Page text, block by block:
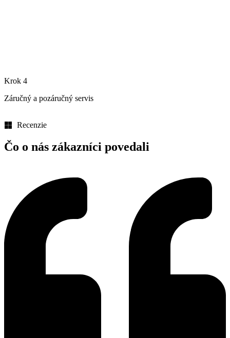
Krok 4
Záručný a pozáručný servis
Recenzie
Čo o nás zákazníci povedali